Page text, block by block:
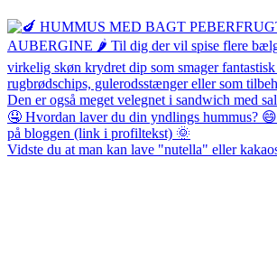
Vidste du at man kan lave "nutella" eller